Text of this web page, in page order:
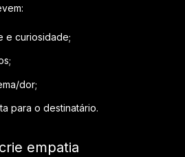
e curiosidade;
dor;
para o destinatário.
empatia